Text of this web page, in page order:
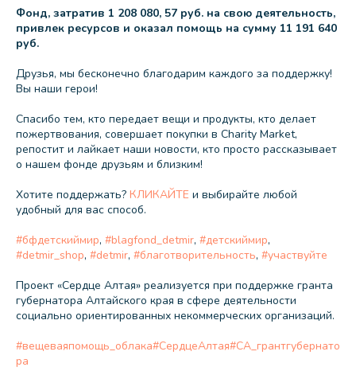
Фонд, затратив 1 208 080, 57 руб. на свою деятельность,
привлек ресурсов и оказал помощь на сумму 11 191 640
руб.
Друзья, мы бесконечно благодарим каждого за поддержку!
Вы наши герои!
Спасибо тем, кто передает вещи и продукты, кто делает
пожертвования, совершает покупки в Charity Market,
репостит и лайкает наши новости, кто просто рассказывает
о нашем фонде друзьям и близким!
Хотите поддержать? КЛИКАЙТЕ и выбирайте любой
удобный для вас способ.
#бфдетскиймир, #blagfond_detmir, #детскиймир,
#detmir_shop, #detmir, #благотворительность, #участвуйте
Проект «Сердце Алтая» реализуется при поддержке гранта
губернатора Алтайского края в сфере деятельности
социально ориентированных некоммерческих организаций.
#вещеваяпомощь_облака#СердцеАлтая#СА_грантгубернато
ра